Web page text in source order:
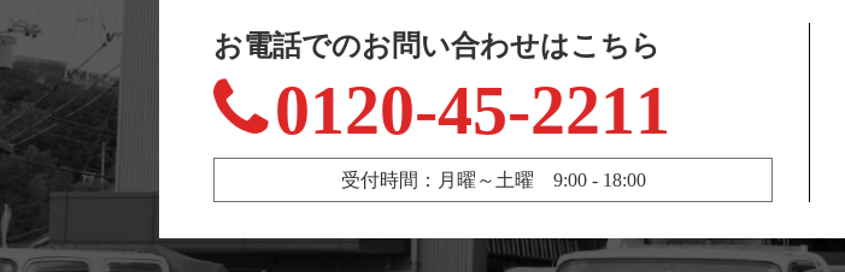
お電話でのお問い合わせはこちら
0120-45-2211
受付時間：月曜～土曜 9:00 - 18:00